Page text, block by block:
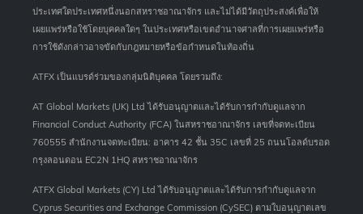
ประเทศใดประเทศหนึ่งนอกสหราชอาณาจักร และไม่ได้มีวัตถุประสงค์เพื่อให้
เผยแพร่หรือใช้โดยบุคคลใดๆ ในประเทศหรือเขตอำนาจศาลที่การเผยแพร่หรือ
การใช้ดังกล่าวอาจขัดกับกฎหมายหรือข้อกำหนดในท้องถิ่น
ATFX เป็นแบรด์ร่วมของกลุ่มนิติบุคคล โดยรวมถึง:
AT Global Markets (UK) Ltd ได้รับอนุญาตและได้รับการกำกับดูแลจาก
Financial Conduct Authority (FCA) ในสหราชอาณาจักร เลขที่จดทะเบียน
760555 สำนักงานจดทะเบียน: อาคาร 42 ชั้น 35C เลขที่ 25 ถนนโอลด์บรอด
กรุงลอนดอน EC2N 1HQ สหราชอาณาจักร
ATFX Global Markets (CY) Ltd ได้รับอนุญาตและได้รับการกำกับดูแลจาก
Cyprus Securities and Exchange Commission (CySEC) ตามใบอนุญาตเลข